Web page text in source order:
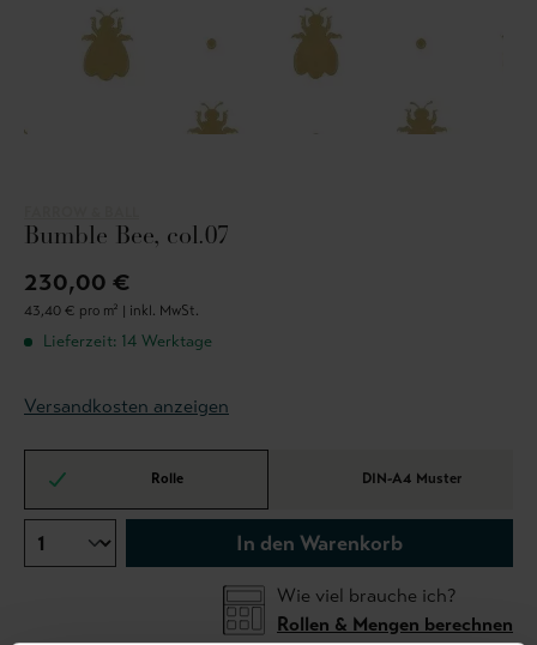
Bumble Bee, col.07
230,00 €
43,40 € pro m² | inkl. MwSt.
Lieferzeit: 14 Werktage
Versandkosten anzeigen
Rolle DIN-A4 Muster
In den Warenkorb
Wie viel brauche ich?
Rollen & Mengen berechnen